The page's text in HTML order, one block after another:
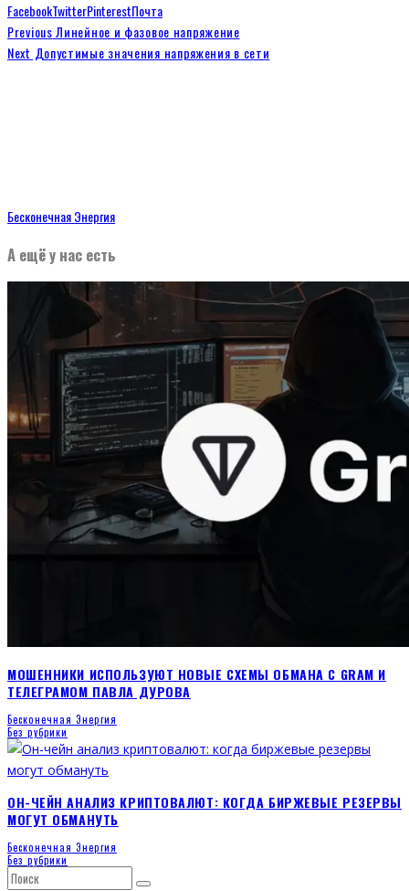
FacebookTwitterPinterestПочта
PreviousЛинейное и фазовое напряжение
Next Допустимые значения напряжения в сети
Бесконечная Энергия
А ещё у нас есть
МОШЕННИКИ ИСПОЛЬЗУЮТ НОВЫЕ СХЕМЫ ОБМАНА С GRAM И
ТЕЛЕГРАМОМ ПАВЛА ДУРОВА
Бесконечная Энергия
Без рубрики
ОН-ЧЕЙН АНАЛИЗ КРИПТОВАЛЮТ: КОГДА БИРЖЕВЫЕ РЕЗЕРВЫ
МОГУТ ОБМАНУТЬ
Бесконечная Энергия
Без рубрики